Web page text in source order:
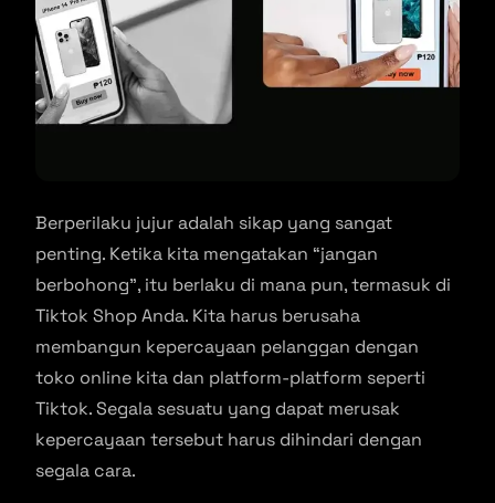
Berperilaku jujur adalah sikap yang sangat
penting. Ketika kita mengatakan “jangan
berbohong”, itu berlaku di mana pun, termasuk di
Tiktok Shop Anda. Kita harus berusaha
membangun kepercayaan pelanggan dengan
toko online kita dan platform-platform seperti
Tiktok. Segala sesuatu yang dapat merusak
kepercayaan tersebut harus dihindari dengan
segala cara.